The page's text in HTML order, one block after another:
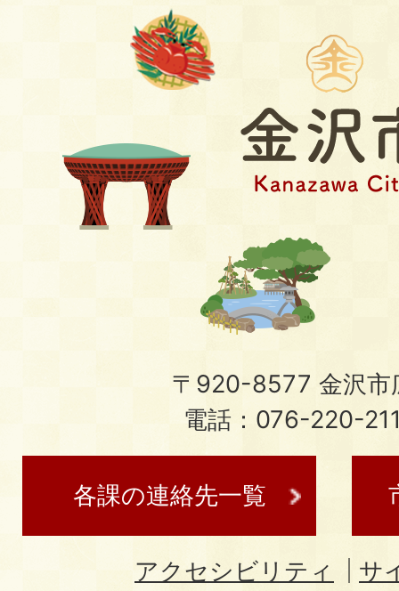
〒920-8577 金沢市
電話：076-220-
各課の連絡先一覧
アクセシビリティ
サ